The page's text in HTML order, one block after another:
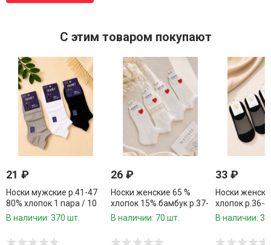
C этим товаром покупают
21 ₽
Носки мужские р.41-47
80% хлопок 1 пара / 10
пар в упаковке/
В наличии: 370 шт.
26 ₽
Носки женские 65 %
хлопок 15% бамбук р.37-
41 1 пара / 10 пар в
В наличии: 70 шт.
33 ₽
Носки
хлопок р.36-
/10 пар в
В наличии: